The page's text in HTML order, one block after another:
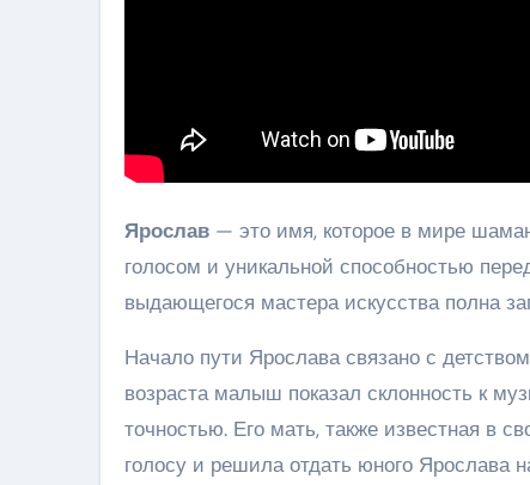
Ярослав — это имя, которое в мире
голосом и уникальной способностью
выдающегося мастера искусства полна
Начало пути Ярослава связано с
возраста малыш показал склонность к
точностью. Его мать, также известная в
голосу и решила отдать юного Ярослава